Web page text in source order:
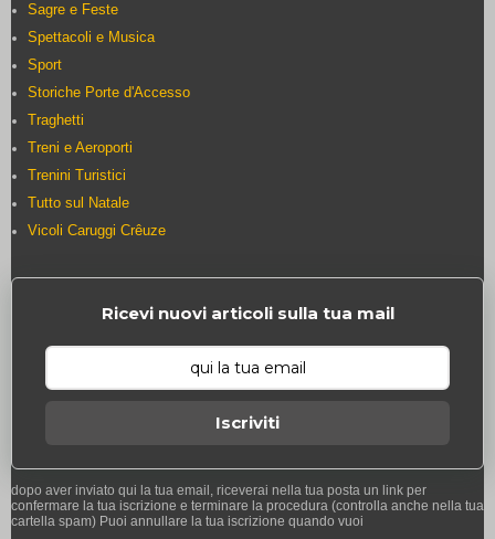
Sagre e Feste
Spettacoli e Musica
Sport
Storiche Porte d'Accesso
Traghetti
Treni e Aeroporti
Trenini Turistici
Tutto sul Natale
Vicoli Caruggi Crêuze
Ricevi nuovi articoli sulla tua mail
Iscriviti
dopo aver inviato qui la tua email, riceverai nella tua posta un link per
confermare la tua iscrizione e terminare la procedura (controlla anche nella tua
cartella spam) Puoi annullare la tua iscrizione quando vuoi